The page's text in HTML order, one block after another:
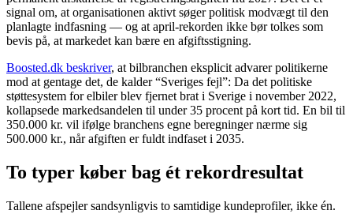
signal om, at organisationen aktivt søger politisk modvægt til den
planlagte indfasning — og at april-rekorden ikke bør tolkes som
bevis på, at markedet kan bære en afgiftsstigning.
Boosted.dk beskriver, at bilbranchen eksplicit advarer politikerne
mod at gentage det, de kalder “Sveriges fejl”: Da det politiske
støttesystem for elbiler blev fjernet brat i Sverige i november 2022,
kollapsede markedsandelen til under 35 procent på kort tid. En bil til
350.000 kr. vil ifølge branchens egne beregninger nærme sig
500.000 kr., når afgiften er fuldt indfaset i 2035.
To typer køber bag ét rekordresultat
Tallene afspejler sandsynligvis to samtidige kundeprofiler, ikke én.